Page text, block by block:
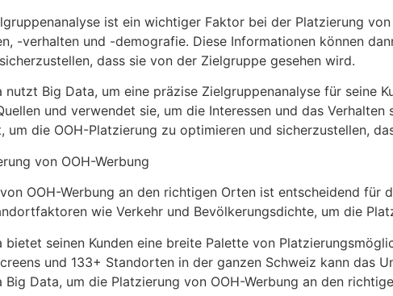
ist ein wichtiger Faktor bei der Platzierung
-verhalten und -demografie. Diese Informationen können
dass sie von der Zielgruppe gesehen wird.
nutzt Big Data, um eine präzise Zielgruppenanalyse für seine
und verwendet sie, um die Interessen und das
um die OOH-Platzierung zu optimieren und sicherzustellen,
von OOH-Werbung
OOH-Werbung an den richtigen Orten ist entscheidend
wie Verkehr und Bevölkerungsdichte, um die
bietet seinen Kunden eine breite Palette von
und 133+ Standorten in der ganzen Schweiz kann das
Big Data, um die Platzierung von OOH-Werbung an den